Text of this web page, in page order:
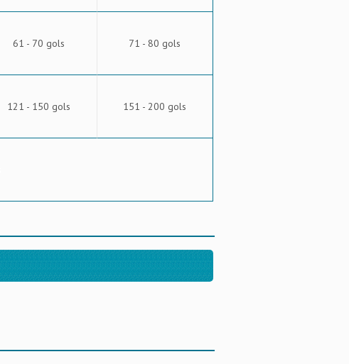
61 - 70 gols 71 - 80 gols
121 - 150 gols 151 - 200 gols